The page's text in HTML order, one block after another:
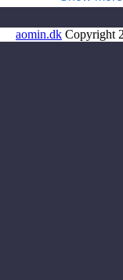
aomin.dk Copyright